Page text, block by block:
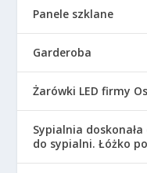
Panele szklane
Garderoba
Żarówki LED firmy
Sypialnia doskonała
do sypialni. Łóżko